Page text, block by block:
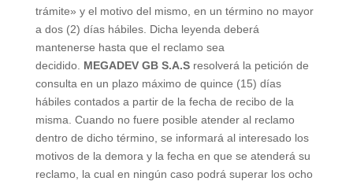
trámite» y el motivo del mismo, en un término no mayor
a dos (2) días hábiles. Dicha leyenda deberá
mantenerse hasta que el reclamo sea
decidido. MEGADEV GB S.A.Sresolverá la petición de
consulta en un plazo máximo de quince (15) días
hábiles contados a partir de la fecha de recibo de la
misma. Cuando no fuere posible atender al reclamo
dentro de dicho término, se informará al interesado los
motivos de la demora y la fecha en que se atenderá su
reclamo, la cual en ningún caso podrá superar los ocho